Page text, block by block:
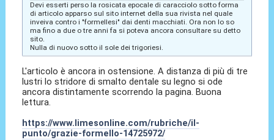
Devi esserti perso la rosicata epocale di caracciolo sotto forma
di articolo apparso sul sito internet della sua rivista nel quale
inveiva contro i "formellesi" dai denti macchiati. Ora non lo so
ma fino a due o tre anni fa si poteva ancora consultare su detto
sito.
Nulla di nuovo sotto il sole dei trigoriesi.
L'articolo è ancora in ostensione. A distanza di più di tre
lustri lo stridore di smalto dentale su legno si ode
ancora distintamente scorrendo la pagina. Buona
lettura.
https://www.limesonline.com/rubriche/il-
punto/grazie-formello-14725972/